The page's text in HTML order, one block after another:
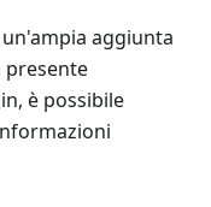
aggiunta
presente
è possibile